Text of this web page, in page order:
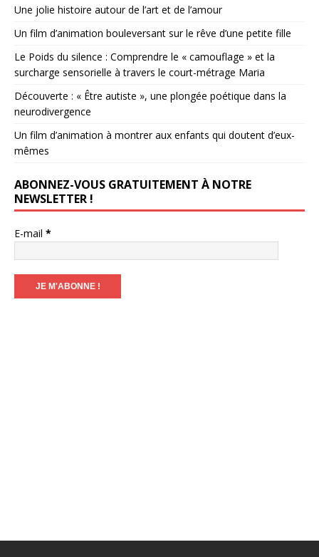
Une jolie histoire autour de l’art et de l’amour
Un film d’animation bouleversant sur le rêve d’une petite fille
Le Poids du silence : Comprendre le « camouflage » et la
surcharge sensorielle à travers le court-métrage Maria
Découverte : « Être autiste », une plongée poétique dans la
neurodivergence
Un film d’animation à montrer aux enfants qui doutent d’eux-
mêmes
ABONNEZ-VOUS GRATUITEMENT À NOTRE
NEWSLETTER !
E-mail *